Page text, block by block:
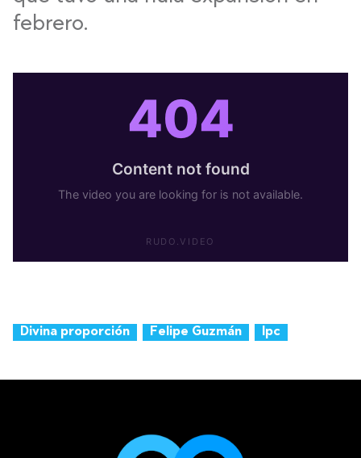
febrero.
Divina proporción Felipe Guzmán Ipc